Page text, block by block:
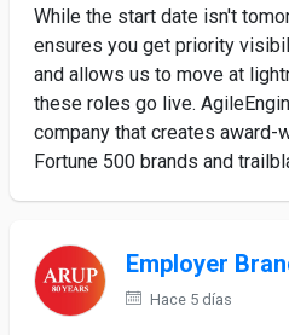
While the start date isn't
ensures you get priority
and allows us to move at
these roles go live.
company that creates
Fortune 500 brands and
Employer
Hace 5 días